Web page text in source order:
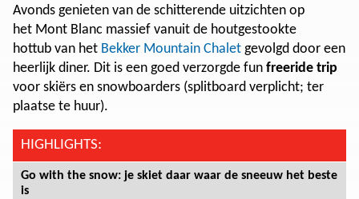
Avonds genieten van de schitterende uitzichten op
het Mont Blanc massief vanuit de houtgestookte
hottub van het Bekker Mountain Chalet gevolgd door een
heerlijk diner. Dit is een goed verzorgde fun freeride trip
voor skiërs en snowboarders (splitboard verplicht; ter
plaatse te huur).
HIGHLIGHTS:
Go with the snow: je skiet daar waar de sneeuw het beste
is